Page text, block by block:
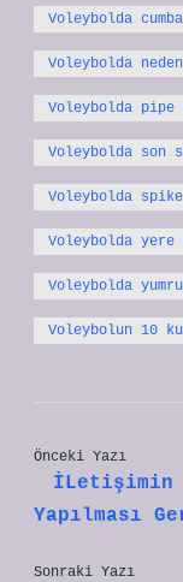
Voleybolda
Voleybolda
Voleybolda pipe
Voleybolda son
Voleybolda spike
Voleybolda yere
Voleybolda
Voleybolun 10
Önceki Yazı
Yapılması
Sonraki Yazı